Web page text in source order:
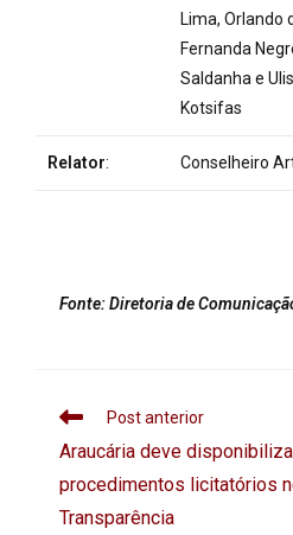
Lima, Orlando
Fernanda
Saldanha e
Kotsifas
Relator: Conselheiro
Fonte:Diretoria de
Post anterior
Araucária deve
procedimentos licitatórios
Transparência